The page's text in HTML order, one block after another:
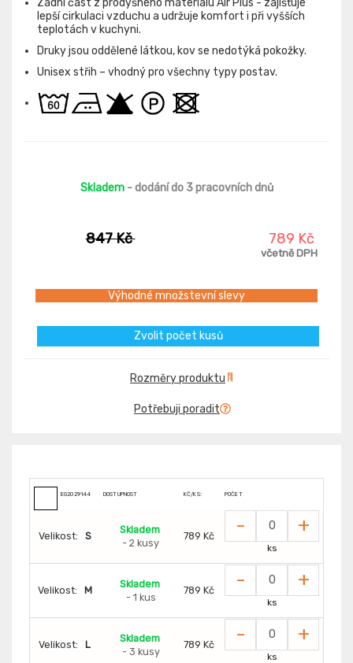
Zadní část z prodyšného materiálu Air Plus - zajišťuje
lepší cirkulaci vzduchu a udržuje komfort i při vyšších
teplotách v kuchyni.
Druky jsou oddělené látkou, kov se nedotýká pokožky.
Unisex střih – vhodný pro všechny typy postav.
Skladem- dodání do 3 pracovních dnů
847 Kč 789 Kč
včetně DPH
Výhodné množstevní slevy
Zvolit počet kusů
Rozměry produktu
Potřebuji poradit
EG2029144 DOSTUPNOST KČ/KS: POČET
Velikost: S
Skladem
- 2 kusy
789 Kč - +
ks
Velikost: M
Skladem
- 1 kus
789 Kč - +
ks
Velikost: L
Skladem
- 3 kusy
789 Kč - +
ks